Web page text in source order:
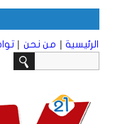
الرئيسية | من نحن |